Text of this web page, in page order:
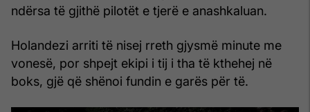
ndërsa të gjithë pilotët e tjerë e anashkaluan.
Holandezi arriti të nisej rreth gjysmë minute me
vonesë, por shpejt ekipi i tij i tha të kthehej në
boks, gjë që shënoi fundin e garës për të.